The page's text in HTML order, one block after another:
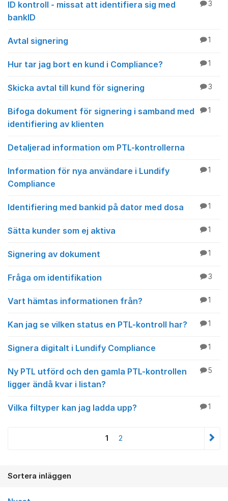
ID kontroll - missat att identifiera sig med
bankID
3
Avtal signering 1
Hur tar jag bort en kund i Compliance? 1
Skicka avtal till kund för signering 3
Bifoga dokument för signering i samband med
identifiering av klienten
1
Detaljerad information om PTL-kontrollerna
Information för nya användare i Lundify
Compliance
1
Identifiering med bankid på dator med dosa 1
Sätta kunder som ej aktiva 1
Signering av dokument 1
Fråga om identifikation 3
Vart hämtas informationen från? 1
Kan jag se vilken status en PTL-kontroll har? 1
Signera digitalt i Lundify Compliance 1
Ny PTL utförd och den gamla PTL-kontrollen
ligger ändå kvar i listan?
5
Vilka filtyper kan jag ladda upp? 1
1 2
Sortera inläggen